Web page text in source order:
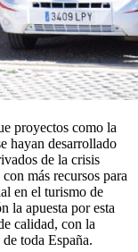
proyectos como la
hayan desarrollado
de la crisis
más recursos para
en el turismo de
la apuesta por esta
calidad, con la
toda España.